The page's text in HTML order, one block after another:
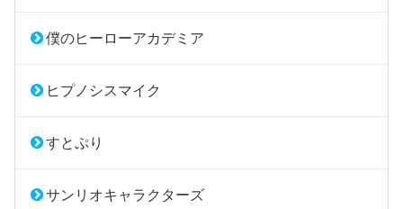
僕のヒーローアカデミア
ヒプノシスマイク
すとぷり
サンリオキャラクターズ